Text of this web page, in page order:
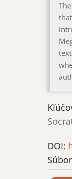
DOI: